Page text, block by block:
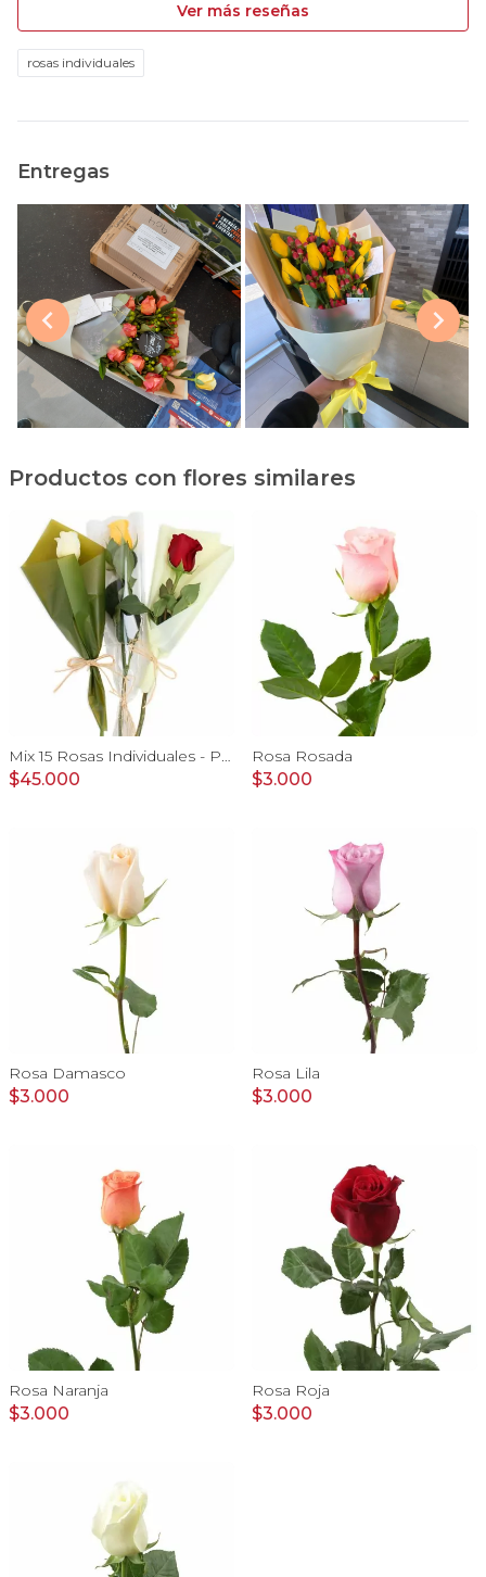
Ver más reseñas
rosas individuales
Entregas
Productos con flores similares
Mix 15 Rosas Individuales - Pack de 15 rosas individuales de colores surtidos envueltas en papel.
$45.000
Rosa Rosada
$3.000
Rosa Damasco
$3.000
Rosa Lila
$3.000
Rosa Naranja
$3.000
Rosa Roja
$3.000